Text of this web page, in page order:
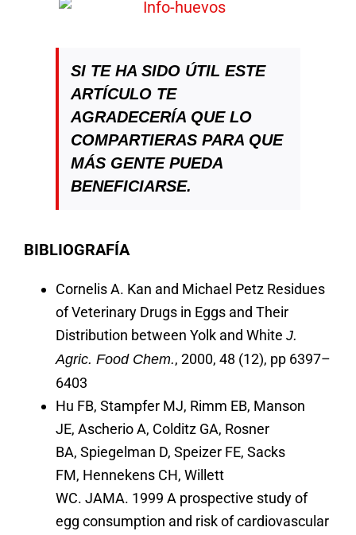
SI TE HA SIDO ÚTIL ESTE
ARTÍCULO TE
AGRADECERÍA QUE LO
COMPARTIERAS PARA QUE
MÁS GENTE PUEDA
BENEFICIARSE.
BIBLIOGRAFÍA
Cornelis A. Kan and Michael Petz Residues
of Veterinary Drugs in Eggs and Their
Distribution between Yolk and White J.
Agric. Food Chem., 2000, 48 (12), pp 6397–
6403
Hu FB, Stampfer MJ, Rimm EB, Manson
JE, Ascherio A, Colditz GA, Rosner
BA, Spiegelman D, Speizer FE, Sacks
FM, Hennekens CH, Willett
WC. JAMA. 1999 A prospective study of
egg consumption and risk of cardiovascular